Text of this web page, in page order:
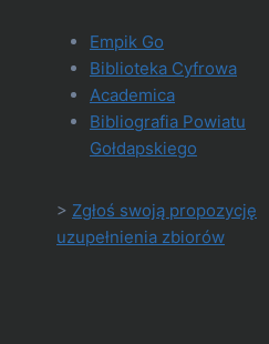
Empik Go
Biblioteka Cyfrowa
Academica
Bibliografia Powiatu
Gołdapskiego
> Zgłoś swoją propozycję
uzupełnienia zbiorów